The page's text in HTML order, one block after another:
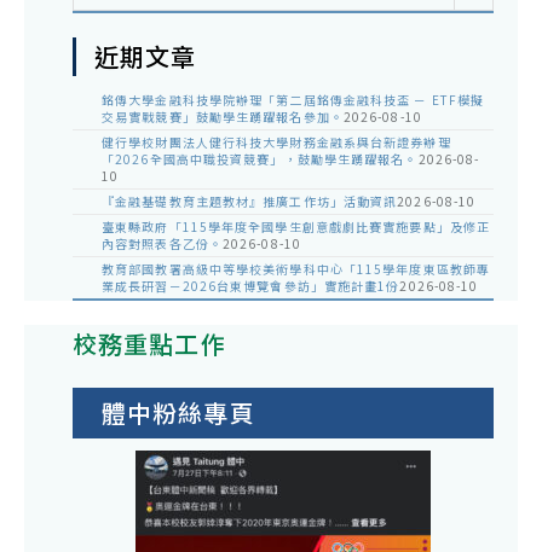
近期文章
銘傳大學金融科技學院辦理「第二屆銘傳金融科技盃 － ETF模擬
交易實戰競賽」鼓勵學生踴躍報名參加。 2026-08-10
健行學校財團法人健行科技大學財務金融系與台新證券辦理
「2026全國高中職投資競賽」，鼓勵學生踴躍報名。 2026-08-
10
『金融基礎教育主題教材』推廣工作坊」活動資訊2026-08-10
臺東縣政府「115學年度全國學生創意戲劇比賽實施要點」及修正
內容對照表各乙份。 2026-08-10
教育部國教署高級中等學校美術學科中心「115學年度東區教師專
業成長研習－2026台東博覽會參訪」實施計畫1份2026-08-10
校務重點工作
體中粉絲專頁